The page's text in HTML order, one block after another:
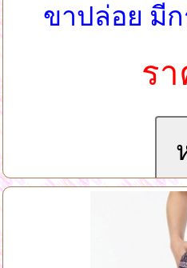
ขาปล่อย มีก
ร